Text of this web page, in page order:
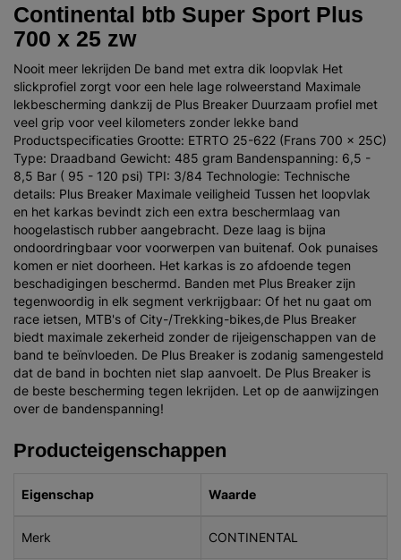
Continental btb Super Sport Plus
700 x 25 zw
Nooit meer lekrijden De band met extra dik loopvlak Het
slickprofiel zorgt voor een hele lage rolweerstand Maximale
lekbescherming dankzij de Plus Breaker Duurzaam profiel met
veel grip voor veel kilometers zonder lekke band
Productspecificaties Grootte: ETRTO 25-622 (Frans 700 x 25C)
Type: Draadband Gewicht: 485 gram Bandenspanning: 6,5 -
8,5 Bar ( 95 - 120 psi) TPI: 3/84 Technologie: Technische
details: Plus Breaker Maximale veiligheid Tussen het loopvlak
en het karkas bevindt zich een extra beschermlaag van
hoogelastisch rubber aangebracht. Deze laag is bijna
ondoordringbaar voor voorwerpen van buitenaf. Ook punaises
komen er niet doorheen. Het karkas is zo afdoende tegen
beschadigingen beschermd. Banden met Plus Breaker zijn
tegenwoordig in elk segment verkrijgbaar: Of het nu gaat om
race ietsen, MTB's of City-/Trekking-bikes,de Plus Breaker
biedt maximale zekerheid zonder de rijeigenschappen van de
band te beïnvloeden. De Plus Breaker is zodanig samengesteld
dat de band in bochten niet slap aanvoelt. De Plus Breaker is
de beste bescherming tegen lekrijden. Let op de aanwijzingen
over de bandenspanning!
Producteigenschappen
Eigenschap Waarde
Merk CONTINENTAL